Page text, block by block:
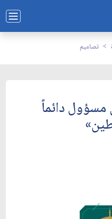
تصاميم
مسؤول دائماً